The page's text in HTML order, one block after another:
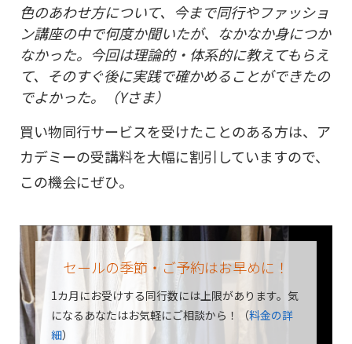
色のあわせ方について、今まで同行やファッショ
ン講座の中で何度か聞いたが、なかなか身につか
なかった。今回は理論的・体系的に教えてもらえ
て、そのすぐ後に実践で確かめることができたの
でよかった。（Yさま）
買い物同行サービスを受けたことのある方は、ア
カデミーの受講料を大幅に割引していますので、
この機会にぜひ。
セールの季節・ご予約はお早めに！
1カ月にお受けする同行数には上限があります。気
になるあなたはお気軽にご相談から！（料金の詳
細）